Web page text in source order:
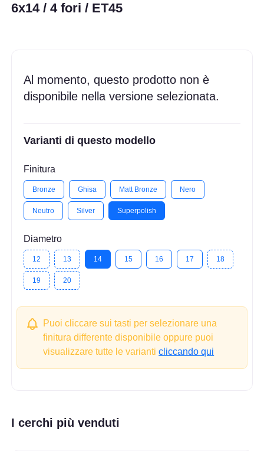
6x14 / 4 fori / ET45
Al momento, questo prodotto non è
disponibile nella versione selezionata.
Varianti di questo modello
Finitura
Bronze Ghisa Matt Bronze Nero
Neutro Silver Superpolish
Diametro
12 13 14 15 16 17 18
19 20
Puoi cliccare sui tasti per selezionare una
finitura differente disponibile oppure puoi
visualizzare tutte le varianticliccando qui
I cerchi più venduti